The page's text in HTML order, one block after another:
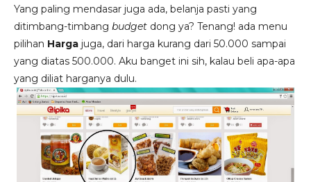
Yang paling mendasar juga ada, belanja pasti yang
ditimbang-timbang budget dong ya? Tenang! ada menu
pilihan Harga juga, dari harga kurang dari 50.000 sampai
yang diatas 500.000. Aku banget ini sih, kalau beli apa-apa
yang diliat harganya dulu.